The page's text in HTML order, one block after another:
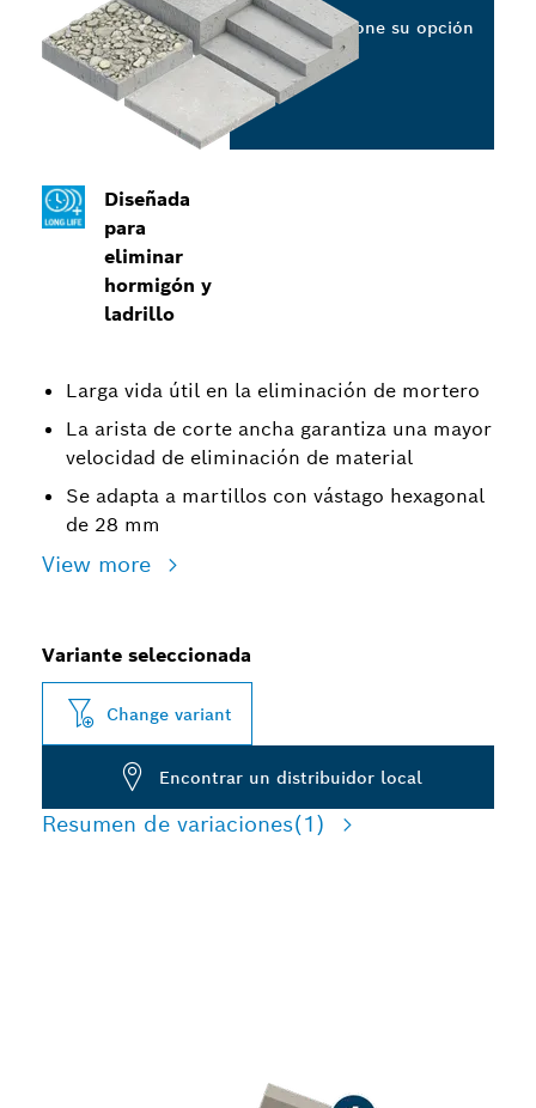
Diseñada
para
eliminar
hormigón y
ladrillo
Larga vida útil en la eliminación de mortero
La arista de corte ancha garantiza una mayor
velocidad de eliminación de material
Se adapta a martillos con vástago hexagonal
de 28 mm
View more
Seleccione su opción
Variante seleccionada
Change variant
Encontrar un distribuidor local
Resumen de variaciones(1)